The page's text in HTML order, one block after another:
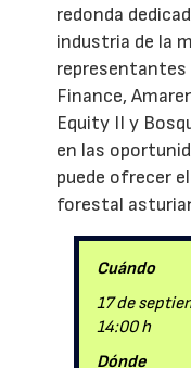
redonda
industria de la
representantes
Finance,
Equity II y
en las
puede ofrecer
forestal
Cuándo
17 de
14:00 h
Dónde